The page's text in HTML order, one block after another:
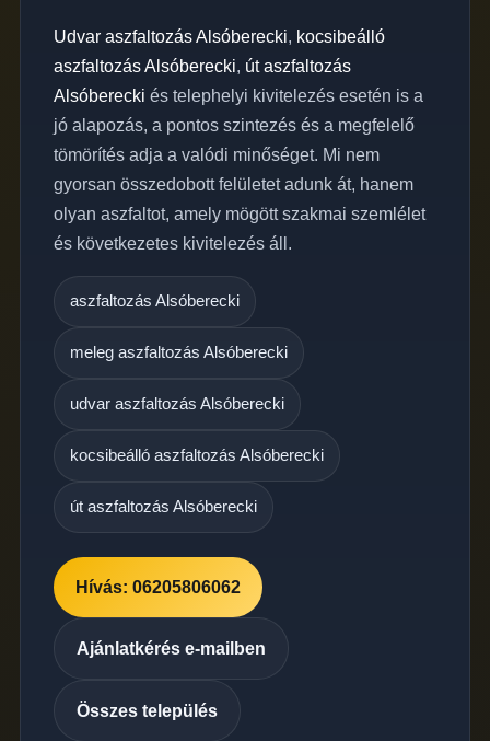
Udvar aszfaltozás Alsóberecki, kocsibeálló
aszfaltozás Alsóberecki, út aszfaltozás
Alsóberecki és telephelyi kivitelezés esetén is a
jó alapozás, a pontos szintezés és a megfelelő
tömörítés adja a valódi minőséget. Mi nem
gyorsan összedobott felületet adunk át, hanem
olyan aszfaltot, amely mögött szakmai szemlélet
és következetes kivitelezés áll.
aszfaltozás Alsóberecki
meleg aszfaltozás Alsóberecki
udvar aszfaltozás Alsóberecki
kocsibeálló aszfaltozás Alsóberecki
út aszfaltozás Alsóberecki
Hívás: 06205806062
Ajánlatkérés e-mailben
Összes település